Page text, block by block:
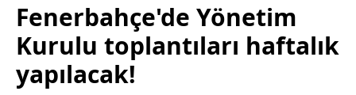
Fenerbahçe'de Yönetim
Kurulu toplantıları haftalık
yapılacak!